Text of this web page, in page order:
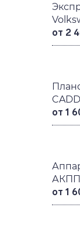
от 2
от 1
АКПП
от 1